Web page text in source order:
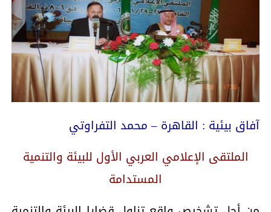
آفاق بيئية : القاهرة – محمد التفراوتي
الملتقى الإعلامي العربي الأول للبيئة والتنمية
المستدامة